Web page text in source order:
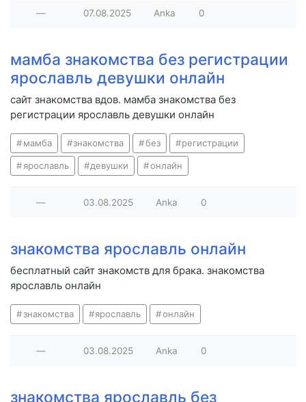
— 07.08.2025 Anka 0
мамба знакомства без регистрации
ярославль девушки онлайн
сайт знакомства вдов. мамба знакомства без
регистрации ярославль девушки онлайн
мамба знакомства без регистрации
ярославль девушки онлайн
— 03.08.2025 Anka 0
знакомства ярославль онлайн
бесплатный сайт знакомств для брака. знакомства
ярославль онлайн
знакомства ярославль онлайн
— 03.08.2025 Anka 0
знакомства ярославль без